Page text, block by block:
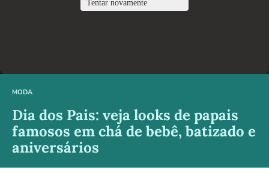
MODA
Dia dos Pais: veja looks de papais
famosos em chá de bebê, batizado e
aniversários